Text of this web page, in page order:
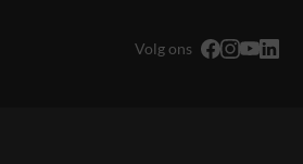
Volg ons